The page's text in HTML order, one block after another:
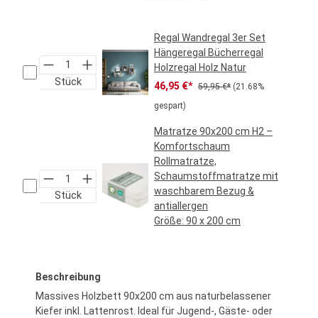
Stück
Regal Wandregal 3er Set
Hängeregal Bücherregal
Holzregal Holz Natur
Verkaufspreis:
46,95 €* Regulärer Preis:
59,95 €* (21.68%
gespart)
Stück
Matratze 90x200 cm H2 –
Komfortschaum
Rollmatratze,
Schaumstoffmatratze mit
waschbarem Bezug &
antiallergen
Größe: 90 x 200 cm
Beschreibung
Massives Holzbett 90x200 cm aus naturbelassener
Kiefer inkl. Lattenrost. Ideal für Jugend-, Gäste- oder